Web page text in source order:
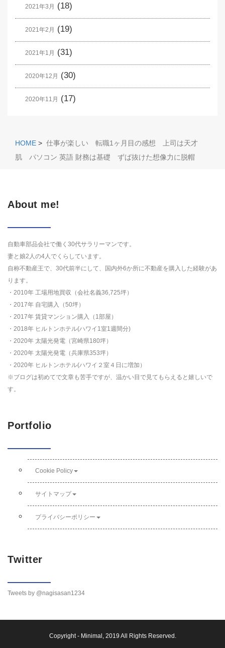
2021年3月 (18)
2021年2月 (19)
2021年1月 (31)
2020年12月 (30)
2020年11月 (17)
HOME > 仕事が楽しい 転職1ヶ月目の感想 上司は天才
肌 パソコン 英語 財務は基礎 ずば抜けた想像力に脱帽
About me!
自動車部品会社で働く30代サラリーマンです。
妻と娘2人の4人でくらしています。
自称不動産王で、30代前半にして、国内外6か所に不動産を購入した経験があ
ります。
・2010年 工場用地買収（会社名義36,725坪）
・2017年 自宅購入（50坪）
・2017年 賃貸マンション購入（1部屋）
・2018年 ヒルトンホテル(ハワイ1室1週間分)
・2020年 太陽光発電（宮崎県180坪）
・2020年 太陽光発電（兵庫県353坪）
・2020年 ヒルトンホテル(ハワイ２室４日に増加）
※ブログは初めてで文章も苦手ですが、温かい目で見てもらえると嬉しいで
す。
Portfolio
Cookie Policy
サイトマップ
プライバシーポリシー
Twitter
Tweets by @nagisasan1234
Copyright - Minimal, 2019 All Rights Reserved.